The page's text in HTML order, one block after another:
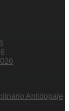
Antidopaje